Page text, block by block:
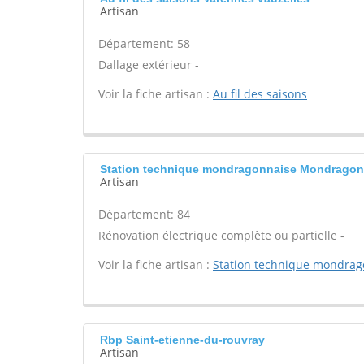
Artisan
Département: 58
Dallage extérieur -
Voir la fiche artisan : Au fil des saisons
Station technique mondragonnaise Mondragon
Artisan
Département: 84
Rénovation électrique complète ou partielle -
Voir la fiche artisan : Station technique
Rbp Saint-etienne-du-rouvray
Artisan